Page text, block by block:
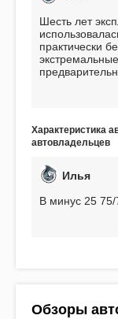
Шесть лет
практически
EFB 75. Судя
превосходит
Характеристика
автовладельцев
Илья
В минус 25 75/
Обзоры